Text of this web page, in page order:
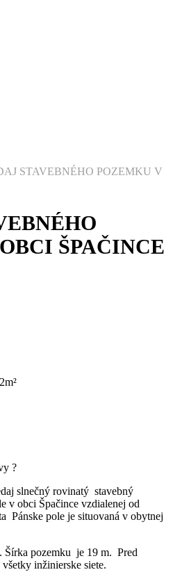
STAVEBNÉHO POZEMKU V
ŠPAČINCE
?
slnečný rovinatý stavebný
v obci Špačince vzdialenej od
Pánske pole je situovaná v obytnej
Šírka pozemku je 19 m. Pred
inžinierske siete.